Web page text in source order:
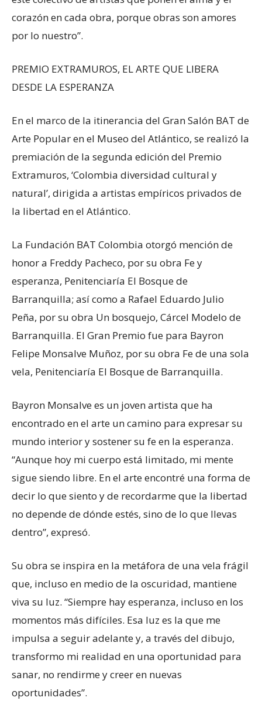
corazón en cada obra, porque obras son amores
por lo nuestro”.
PREMIO EXTRAMUROS, EL ARTE QUE LIBERA
DESDE LA ESPERANZA
En el marco de la itinerancia del Gran Salón BAT de
Arte Popular en el Museo del Atlántico, se realizó la
premiación de la segunda edición del Premio
Extramuros, ‘Colombia diversidad cultural y
natural’, dirigida a artistas empíricos privados de
la libertad en el Atlántico.
La Fundación BAT Colombia otorgó mención de
honor a Freddy Pacheco, por su obra Fe y
esperanza, Penitenciaría El Bosque de
Barranquilla; así como a Rafael Eduardo Julio
Peña, por su obra Un bosquejo, Cárcel Modelo de
Barranquilla. El Gran Premio fue para Bayron
Felipe Monsalve Muñoz, por su obra Fe de una sola
vela, Penitenciaría El Bosque de Barranquilla.
Bayron Monsalve es un joven artista que ha
encontrado en el arte un camino para expresar su
mundo interior y sostener su fe en la esperanza.
“Aunque hoy mi cuerpo está limitado, mi mente
sigue siendo libre. En el arte encontré una forma de
decir lo que siento y de recordarme que la libertad
no depende de dónde estés, sino de lo que llevas
dentro”, expresó.
Su obra se inspira en la metáfora de una vela frágil
que, incluso en medio de la oscuridad, mantiene
viva su luz. “Siempre hay esperanza, incluso en los
momentos más difíciles. Esa luz es la que me
impulsa a seguir adelante y, a través del dibujo,
transformo mi realidad en una oportunidad para
sanar, no rendirme y creer en nuevas
oportunidades”.